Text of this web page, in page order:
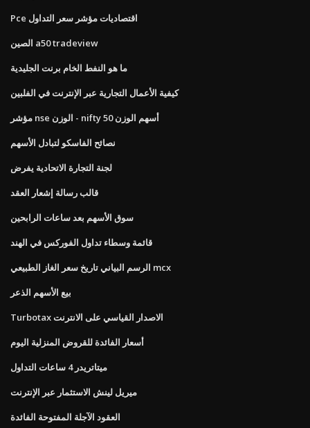
Pce اقتصاديات مؤشر سعر التداول
الصين a50 tradeview
ما هو النفط الخام برنت الجليدية
كيفية الأعمال التجارية عبر الإنترنت في الفلبين
مؤشر nse الوزن - nifty 50 أسهم الوزن
نصائح الفاسكو لتبادل الأسهم
لجنة التجارة الاتحادية يفرض
قالب رسالة إشعار العقد
سوق الأسهم بعد ساعات الرابحين
قائمة وسطاء تداول الفوركس في الهند
الرسم البياني تاريخ سعر الغاز الطبيعي mcx
بيع الأسهم الذعر
Turbotax الاصدار القياسي على الانترنت
أسعار الفائدة للقروض المنزلية اليوم
ميتاتريدر 4 ساعات التداول
ميريل لينش الاستثمار عبر الإنترنت
العقود الآجلة المفتوحة الفائدة